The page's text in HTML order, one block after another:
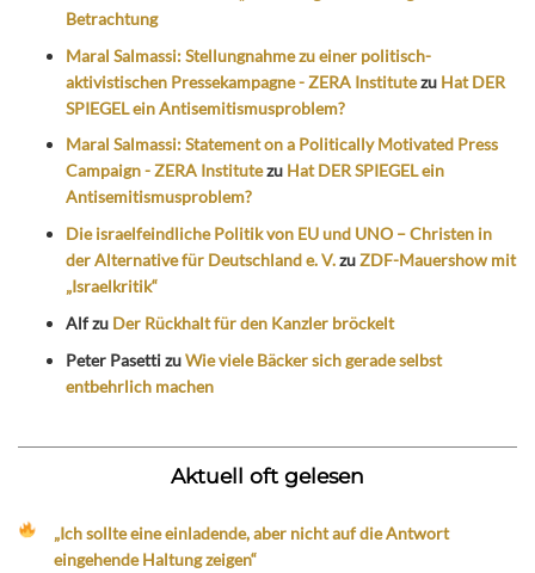
Betrachtung
Maral Salmassi: Stellungnahme zu einer politisch-
aktivistischen Pressekampagne - ZERA Institutezu Hat DER
SPIEGEL ein Antisemitismusproblem?
Maral Salmassi: Statement on a Politically Motivated Press
Campaign - ZERA Institutezu Hat DER SPIEGEL ein
Antisemitismusproblem?
Die israelfeindliche Politik von EU und UNO – Christen in
der Alternative für Deutschland e. V.zuZDF-Mauershow mit
„Israelkritik“
Alfzu Der Rückhalt für den Kanzler bröckelt
Peter PasettizuWie viele Bäcker sich gerade selbst
entbehrlich machen
Aktuell oft gelesen
„Ich sollte eine einladende, aber nicht auf die Antwort
eingehende Haltung zeigen“